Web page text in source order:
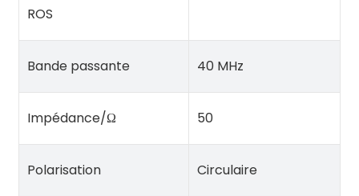
ROS
Bande passante 40 MHz
Impédance/Ω 50
Polarisation Circulaire